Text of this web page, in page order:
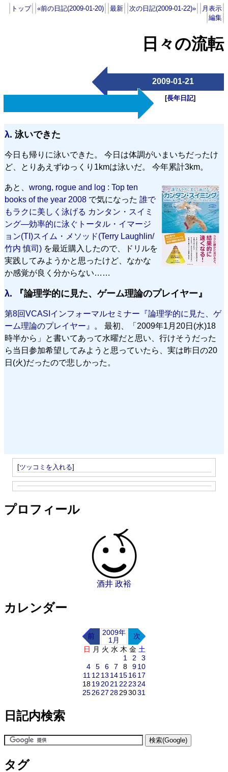
トップ «前の日記(2009-01-20) 最新 次の日記(2009-01-22)»
月表示
編集
日々の流転
2009-01-21
[長年日記]
λ. 泳いできた
今日も帰りに泳いできた。 今日は体調がいまいちだったけ
ど、とりあえずゆっくり1kmは泳いだ。 今年累計3km。
あと、 wrong, rogue and log : Top ten
books of the year 2008 で気になった 誰で
もラクに美しく泳げる カンタン・スイミ
ング―効率的に泳ぐトータル・イマージ
ョン(TI)スイム・メソッド(Terry Laughlin/
竹内 慎司) を最近購入したので、ドリルを
実践してみようかと思ったけど、なかな
か感覚が良く分からない……
λ. 『論理学的に見た、ゲーム理論のプレイヤー』
第8回VCASIインフォーマルセミナー『論理学的に見た、ゲ
ーム理論のプレイヤー』
。 最初、「2009年1月20日(水)18
時半から」と書いてあって水曜だと思い、行けそうだった
ら当日参加希望してみようと思っていたら、実は昨日の20
日(火)だったので悲しかった。
[ツッコミを入れる]
プロフィール
酒井 政裕
カレンダー
前
2009年
1月
次
日 月 火 水 木 金 土
1
2
3
4
5 6 7 8 910
11 12 13 14151617
18192021 22 23 24
252627 28293031
日記内検索
タグ